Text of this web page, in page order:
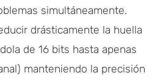
simultáneamente.
drásticamente la huella
de 16 bits hasta apenas
manteniendo la precisión